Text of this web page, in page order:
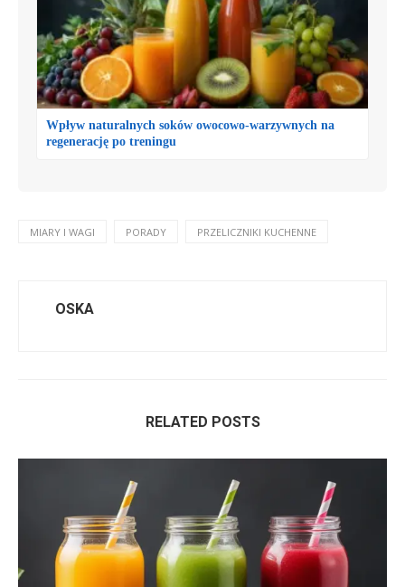
Wpływ naturalnych soków owocowo-warzywnych na
regenerację po treningu
MIARY I WAGI PORADY PRZELICZNIKI KUCHENNE
OSKA
RELATED POSTS